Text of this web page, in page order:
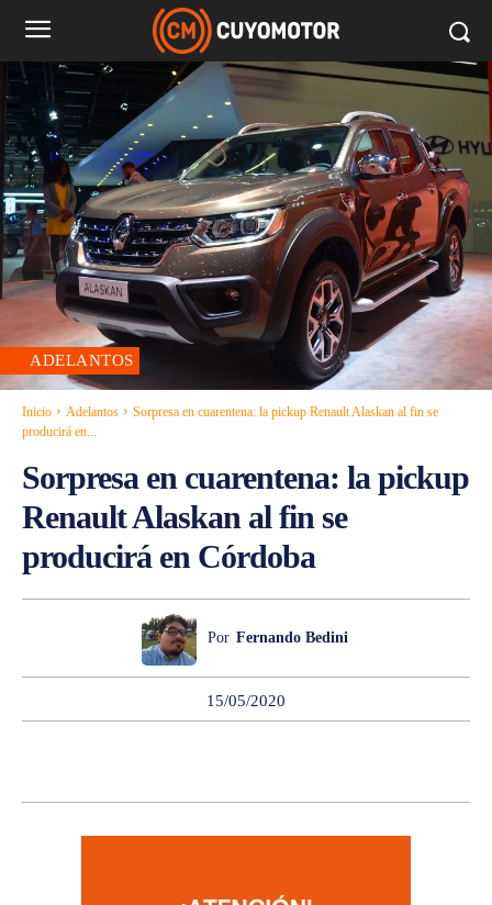
ADELANTOS
Inicio Adelantos
Sorpresa en cuarentena: la pickup Renault Alaskan al fin se
producirá en...
Sorpresa en cuarentena: la pickup
Renault Alaskan al fin se
producirá en Córdoba
Por Fernando Bedini
15/05/2020